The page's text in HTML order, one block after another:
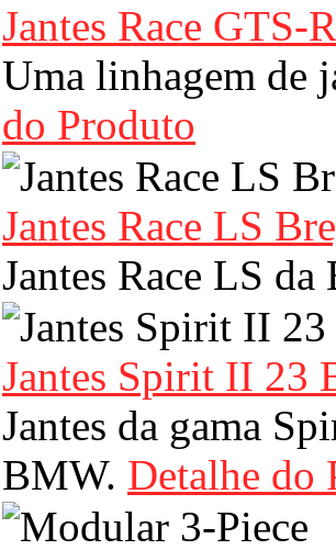
Jantes Race GTS-
Uma linhagem de
do Produto
Jantes Race LS
Jantes Race LS
Jantes Spirit II 23
Jantes da gama
BMW. Detalhe do